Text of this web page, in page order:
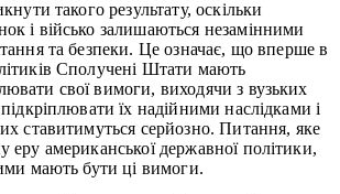
такого результату, оскільки
і військо залишаються незамінними
та безпеки. Це означає, що вперше в
Сполучені Штати мають
свої вимоги, виходячи з вузьких
їх надійними наслідками і
ставитимуться серйозно. Питання, яке
еру американської державної політики,
мають бути ці вимоги.